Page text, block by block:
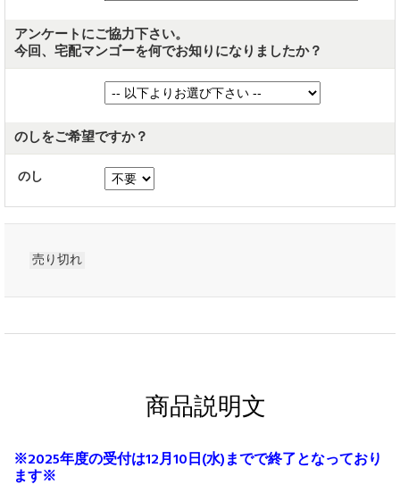
アンケートにご協力下さい。
今回、宅配マンゴーを何でお知りになりましたか？
のしをご希望ですか？
のし
売り切れ
商品説明文
※2025年度の受付は12月10日(水)までで終了となっており
ます※